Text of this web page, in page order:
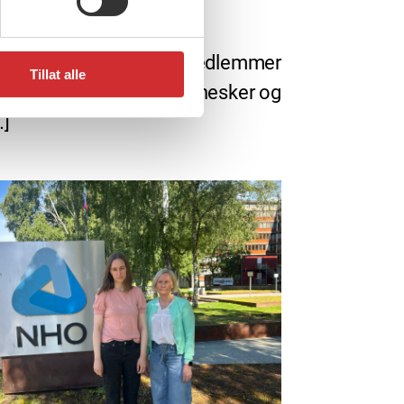
Tillat alle
fra FO
eneste dag bidrar FO-medlemmer
en forskjell for mennesker og